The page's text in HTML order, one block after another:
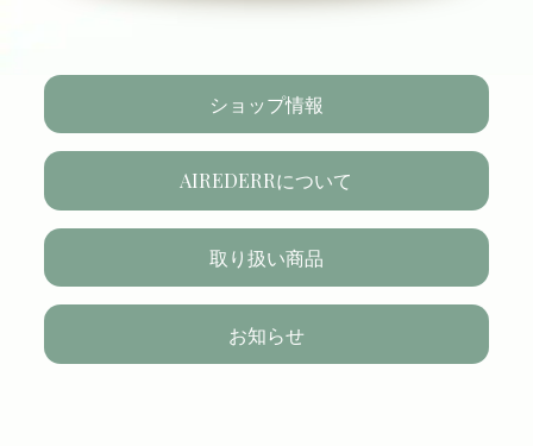
ショップ情報
AIREDERRについて
取り扱い商品
お知らせ